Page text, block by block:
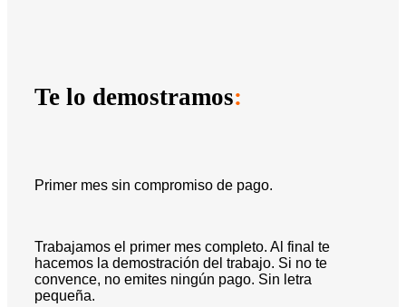
Te lo demostramos:
Primer mes sin compromiso de pago.
Trabajamos el primer mes completo. Al final te
hacemos la demostración del trabajo. Si no te
convence, no emites ningún pago. Sin letra
pequeña.